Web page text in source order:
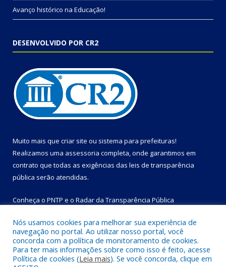
Avanço histórico na Educação!
DESENVOLVIDO POR CR2
Muito mais que criar site ou sistema para prefeituras!
Realizamos uma assessoria completa, onde garantimos em
contrato que todas as exigências das leis de transparência
pública serão atendidas.
Conheça o PNTP e o Radar da Transparência Pública
Todos os direitos reservados a Prefeitura Municipal de Bom
Jesus do Tocantins.
Nós usamos cookies para melhorar sua experiência de
navegação no portal. Ao utilizar nosso portal, você
concorda com a política de monitoramento de cookies.
Para ter mais informações sobre como isso é feito, acesse
Política de cookies (Leia mais). Se você concorda, clique em